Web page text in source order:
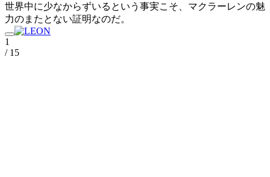
世界中に少なからずいるという事実こそ、マクラーレンの魅
力のまたとない証明なのだ。
1
/ 15